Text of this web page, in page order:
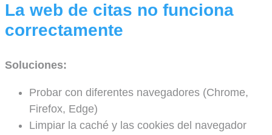
La web de citas no funciona
correctamente
Soluciones:
Probar con diferentes navegadores (Chrome,
Firefox, Edge)
Limpiar la caché y las cookies del navegador